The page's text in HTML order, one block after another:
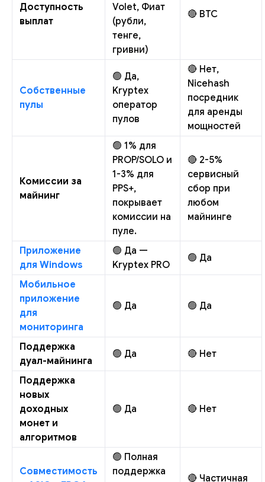
Доступность
выплат
Volet, Фиат
(рубли,
тенге,
гривни)
🔴 BTC
Собственные
пулы
🟢 Да,
Kryptex
оператор
пулов
🔴 Нет,
Nicehash
посредник
для аренды
мощностей
Комиссии за
майнинг
🟢 1% для
PROP/SOLO и
1-3% для
PPS+,
покрывает
комиссии на
пуле.
🔴 2-5%
сервисный
сбор при
любом
майнинге
Приложение
для Windows
🟢 Да —
Kryptex PRO
🟢 Да
Мобильное
приложение
для
мониторинга
🟢 Да 🟢 Да
Поддержка
дуал-майнинга
🟢 Да 🔴 Нет
Поддержка
новых
доходных
монет и
алгоритмов
🟢 Да 🔴 Нет
Совместимость
🟢 Полная
поддержка
🔴 Частичная